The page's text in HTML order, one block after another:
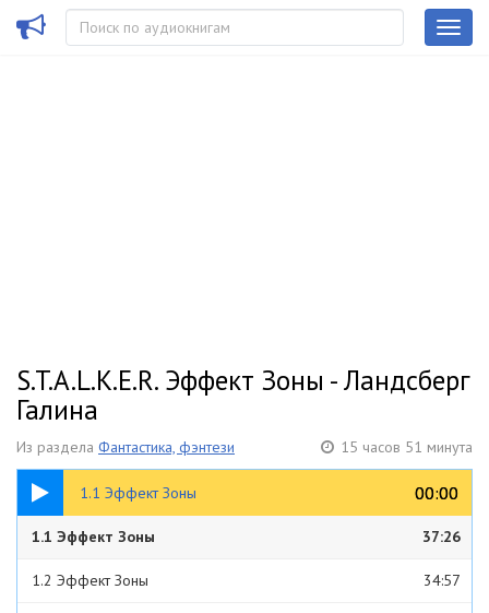
S.T.A.L.K.E.R. Эффект Зоны - Ландсберг
Галина
Из раздела Фантастика, фэнтези 15 часов 51 минута
1.1 Эффект Зоны 00:00
00:00
37:26
1.1 Эффект Зоны 37:26
1.2 Эффект Зоны 34:57